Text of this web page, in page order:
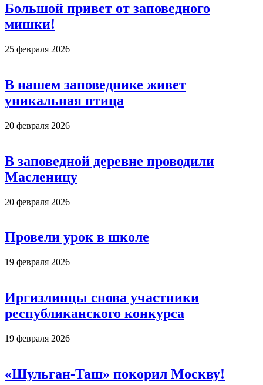
Большой привет от заповедного
мишки!
25 февраля 2026
В нашем заповеднике живет
уникальная птица
20 февраля 2026
В заповедной деревне проводили
Масленицу
20 февраля 2026
Провели урок в школе
19 февраля 2026
Иргизлинцы снова участники
республиканского конкурса
19 февраля 2026
«Шульган-Таш» покорил Москву!